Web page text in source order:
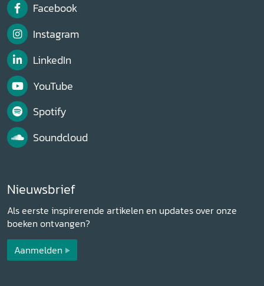
Facebook
Instagram
LinkedIn
YouTube
Spotify
Soundcloud
Nieuwsbrief
Als eerste inspirerende artikelen en updates over onze
boeken ontvangen?
Aanmelden